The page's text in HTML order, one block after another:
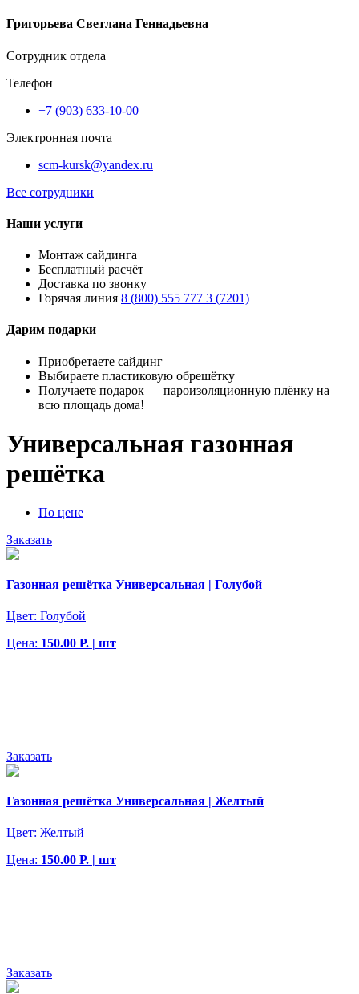
Григорьева Светлана Геннадьевна
Сотрудник отдела
Телефон
+7 (903) 633-10-00
Электронная почта
scm-kursk@yandex.ru
Все сотрудники
Наши услуги
Монтаж сайдинга
Бесплатный расчёт
Доставка по звонку
Горячая линия 8 (800) 555 777 3 (7201)
Дарим подарки
Приобретаете сайдинг
Выбираете пластиковую обрешётку
Получаете подарок — пароизоляционную плёнку на
всю площадь дома!
Универсальная газонная
решётка
По цене
Заказать
Газонная решётка Универсальная | Голубой
Цвет: Голубой
Цена: 150.00 Р. | шт
Заказать
Газонная решётка Универсальная | Желтый
Цвет: Желтый
Цена: 150.00 Р. | шт
Заказать